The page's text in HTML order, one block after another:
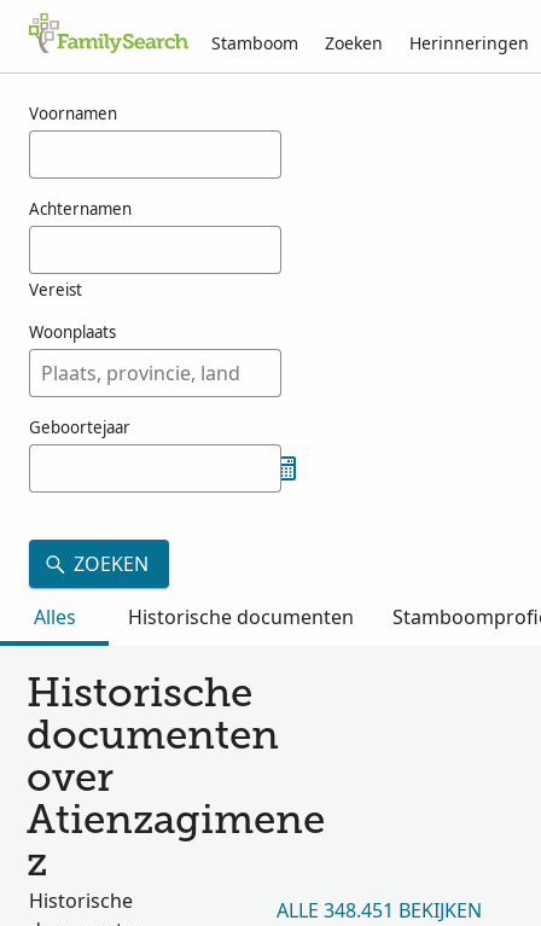
Stamboom Zoeken Herinneringen
Voornamen
Achternamen
Vereist
Woonplaats
Geboortejaar
ZOEKEN
Alles
Historische documenten
Historische
documenten
over
Atienzagimene
z
Historische
ALLE 348.451 BEKIJKEN